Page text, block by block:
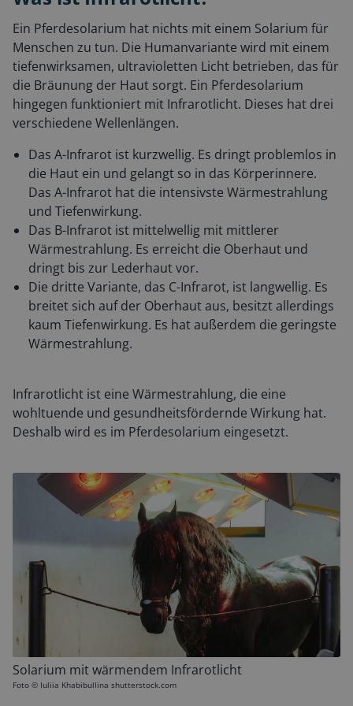
Ein Pferdesolarium hat nichts mit einem Solarium für
Menschen zu tun. Die Humanvariante wird mit einem
tiefenwirksamen, ultravioletten Licht betrieben, das für
die Bräunung der Haut sorgt. Ein Pferdesolarium
hingegen funktioniert mit Infrarotlicht. Dieses hat drei
verschiedene Wellenlängen.
Das A-Infrarot ist kurzwellig. Es dringt problemlos in
die Haut ein und gelangt so in das Körperinnere.
Das A-Infrarot hat die intensivste Wärmestrahlung
und Tiefenwirkung.
Das B-Infrarot ist mittelwellig mit mittlerer
Wärmestrahlung. Es erreicht die Oberhaut und
dringt bis zur Lederhaut vor.
Die dritte Variante, das C-Infrarot, ist langwellig. Es
breitet sich auf der Oberhaut aus, besitzt allerdings
kaum Tiefenwirkung. Es hat außerdem die geringste
Wärmestrahlung.
Infrarotlicht ist eine Wärmestrahlung, die eine
wohltuende und gesundheitsfördernde Wirkung hat.
Deshalb wird es im Pferdesolarium eingesetzt.
Solarium mit wärmendem Infrarotlicht
Foto © Iuliia Khabibullina shutterstock.com